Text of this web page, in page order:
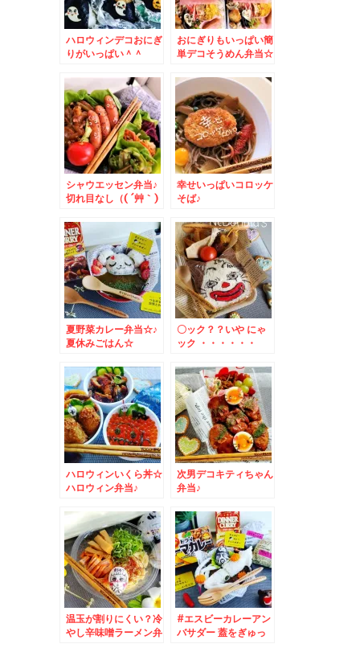
ハロウィンデコおにぎ
りがいっぱい＾＾
おにぎりもいっぱい簡
単デコそうめん弁当☆
シャウエッセン弁当♪
切れ目なし（( ´艸｀)
幸せいっぱいコロッケ
そば♪
夏野菜カレー弁当☆♪
夏休みごはん☆
〇ック？？いや にゃ
ック ・・・・・・
ハロウィンいくら丼☆
ハロウィン弁当♪
次男デコキティちゃん
弁当♪
温玉が割りにくい？冷
やし辛味噌ラーメン弁
#エスビーカレーアン
バサダー 蓋をぎゅっ